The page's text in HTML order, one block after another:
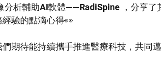
析輔助AI軟體——RadiSpine ，分享了
驗的點滴心得👀
期待能持續攜手推進醫療科技，共同